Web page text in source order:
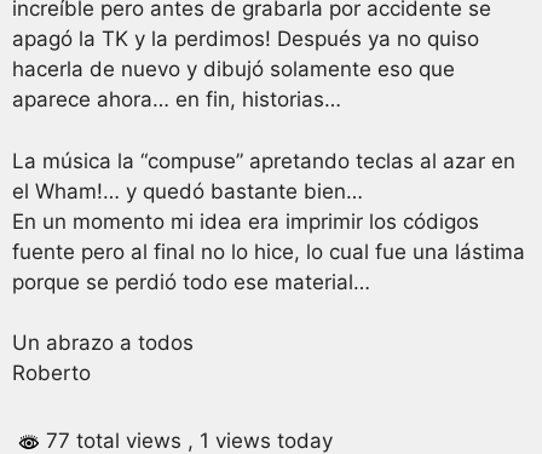
increíble pero antes de grabarla por accidente se
apagó la TK y la perdimos! Después ya no quiso
hacerla de nuevo y dibujó solamente eso que
aparece ahora… en fin, historias…
La música la “compuse” apretando teclas al azar en
el Wham!… y quedó bastante bien…
En un momento mi idea era imprimir los códigos
fuente pero al final no lo hice, lo cual fue una lástima
porque se perdió todo ese material…
Un abrazo a todos
Roberto
77 total views , 1 views today